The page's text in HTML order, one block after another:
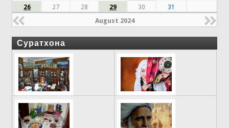
26
27 28 29 30 31
August 2024
Суратхона